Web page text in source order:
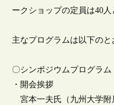
ークショップの定員は40人
主なプログラムは以下のと
〇シンポジウムプログラム
・開会挨拶
宮本一夫氏（九州大学附